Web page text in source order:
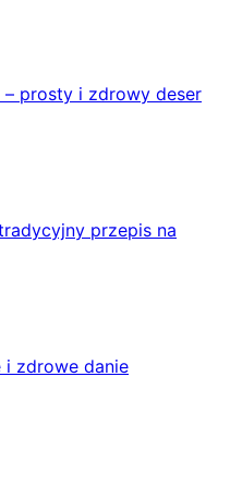
prosty i zdrowy deser
przepis na
i zdrowe danie